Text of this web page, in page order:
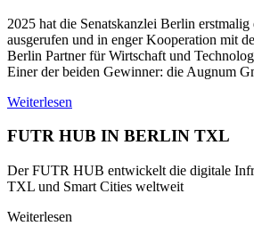
2025 hat die Senatskanzlei Berlin
ausgerufen und in enger Kooperation mit
Berlin Partner für Wirtschaft und
Einer der beiden Gewinner: die Augnum
Weiterlesen
FUTR HUB IN BERLIN TXL
Der FUTR HUB entwickelt die digitale
TXL und Smart Cities weltweit
Weiterlesen